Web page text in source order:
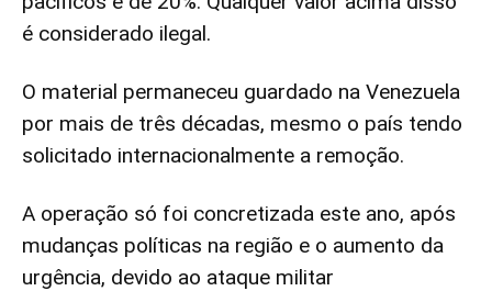
é considerado ilegal.
O material permaneceu guardado na Venezuela
por mais de três décadas, mesmo o país tendo
solicitado internacionalmente a remoção.
A operação só foi concretizada este ano, após
mudanças políticas na região e o aumento da
urgência, devido ao ataque militar